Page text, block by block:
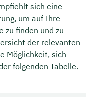
sich eine
um auf Ihre
zu finden und zu
der relevanten
Möglichkeit, sich
folgenden Tabelle.